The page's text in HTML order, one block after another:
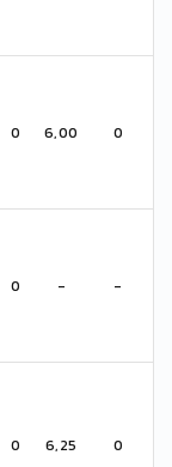
0 6,00 0
0 - -
0 6,25 0